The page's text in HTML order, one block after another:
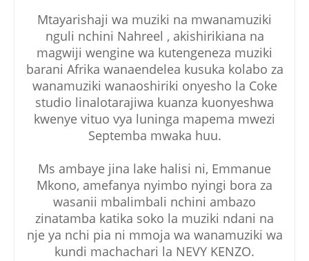
Mtayarishaji wa muziki na mwanamuziki
nguli nchini Nahreel , akishirikiana na
magwiji wengine wa kutengeneza muziki
barani Afrika wanaendelea kusuka kolabo za
wanamuziki wanaoshiriki onyesho la Coke
studio linalotarajiwa kuanza kuonyeshwa
kwenye vituo vya luninga mapema mwezi
Septemba mwaka huu.
Ms ambaye jina lake halisi ni, Emmanue
Mkono, amefanya nyimbo nyingi bora za
wasanii mbalimbali nchini ambazo
zinatamba katika soko la muziki ndani na
nje ya nchi pia ni mmoja wa wanamuziki wa
kundi machachari la NEVY KENZO.